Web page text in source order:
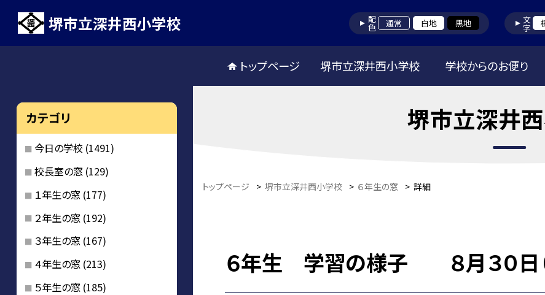
堺市立深井西小学校 配色 通常 白地 黒地 文字
トップページ 堺市立深井西小学校 学校からのお便り
堺市立深井
トップページ > 堺市立深井西小学校 > ６年生の窓 > 詳細
６年生 学習の様子 ８月３０日（
カテゴリ
今日の学校 (1491)
校長室の窓 (129)
１年生の窓 (177)
２年生の窓 (192)
３年生の窓 (167)
４年生の窓 (213)
５年生の窓 (185)